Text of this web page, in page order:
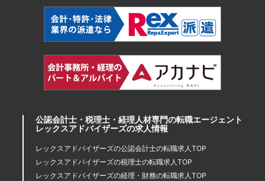
公認会計士・税理士・経理人材専門の転職エージェント
レックスアドバイザーズの求人情報
レックスアドバイザーズの公認会計士の転職求人TOP
レックスアドバイザーズの税理士の転職求人TOP
レックスアドバイザーズの経理・財務の転職求人TOP